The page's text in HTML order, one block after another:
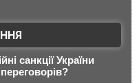
санкції України